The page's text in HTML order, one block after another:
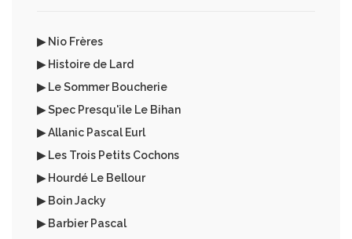
▶ Nio Frères
▶ Histoire de Lard
▶ Le Sommer Boucherie
▶ Spec Presqu'ile Le Bihan
▶ Allanic Pascal Eurl
▶ Les Trois Petits Cochons
▶ Hourdé Le Bellour
▶ Boin Jacky
▶ Barbier Pascal